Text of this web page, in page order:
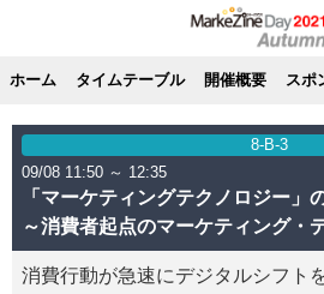
ホーム タイムテーブル 開催概要 スポ
8-B-3
09/08 11:50 ～ 12:35
「マーケティングテクノロジー」
～消費者起点のマーケティング・
消費行動が急速にデジタルシフト